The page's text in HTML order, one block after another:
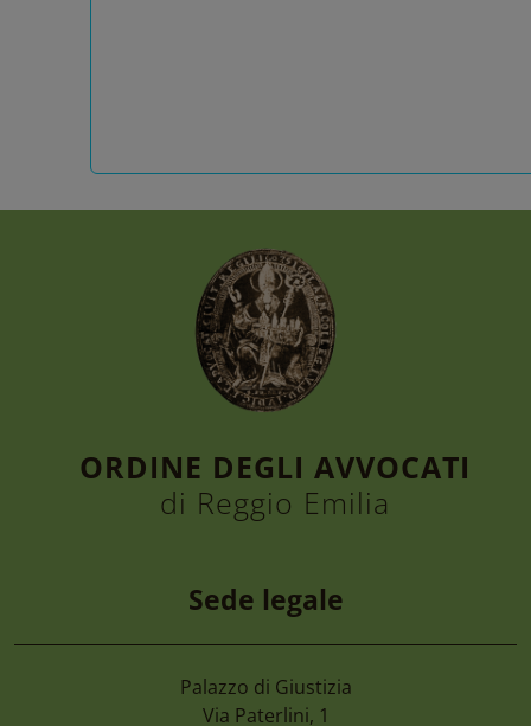
7 Agosto 2026
ORDINE DEGLI AVVOCATI
di Reggio Emilia
Sede legale
Palazzo di Giustizia
Via Paterlini, 1